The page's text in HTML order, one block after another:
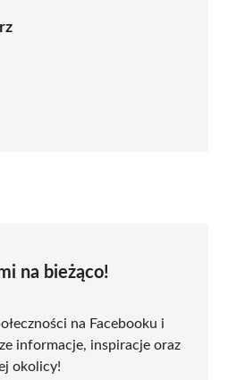
na bieżąco!
na Facebooku i
informacje, inspiracje oraz
okolicy!